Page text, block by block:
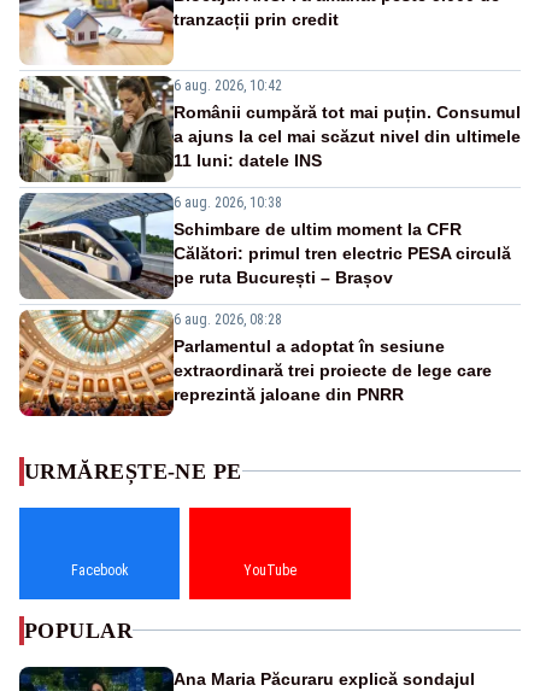
tranzacții prin credit
6 aug. 2026, 10:42
Românii cumpără tot mai puțin. Consumul
a ajuns la cel mai scăzut nivel din ultimele
11 luni: datele INS
6 aug. 2026, 10:38
Schimbare de ultim moment la CFR
Călători: primul tren electric PESA circulă
pe ruta București – Brașov
6 aug. 2026, 08:28
Parlamentul a adoptat în sesiune
extraordinară trei proiecte de lege care
reprezintă jaloane din PNRR
URMĂREȘTE-NE PE
Facebook YouTube
POPULAR
Ana Maria Păcuraru explică sondajul